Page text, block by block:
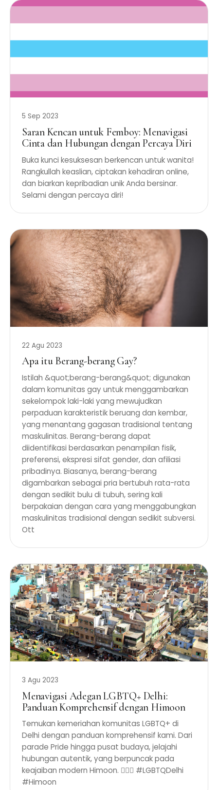
5 Sep 2023
Saran Kencan untuk Femboy: Menavigasi
Cinta dan Hubungan dengan Percaya Diri
Buka kunci kesuksesan berkencan untuk wanita!
Rangkullah keaslian, ciptakan kehadiran online,
dan biarkan kepribadian unik Anda bersinar.
Selami dengan percaya diri!
22 Agu 2023
Apa itu Berang-berang Gay?
Istilah &quot;berang-berang&quot; digunakan
dalam komunitas gay untuk menggambarkan
sekelompok laki-laki yang mewujudkan
perpaduan karakteristik beruang dan kembar,
yang menantang gagasan tradisional tentang
maskulinitas. Berang-berang dapat
diidentifikasi berdasarkan penampilan fisik,
preferensi, ekspresi sifat gender, dan afiliasi
pribadinya. Biasanya, berang-berang
digambarkan sebagai pria bertubuh rata-rata
dengan sedikit bulu di tubuh, sering kali
berpakaian dengan cara yang menggabungkan
maskulinitas tradisional dengan sedikit subversi.
Ott
3 Agu 2023
Menavigasi Adegan LGBTQ+ Delhi:
Panduan Komprehensif dengan Himoon
Temukan kemeriahan komunitas LGBTQ+ di
Delhi dengan panduan komprehensif kami. Dari
parade Pride hingga pusat budaya, jelajahi
hubungan autentik, yang berpuncak pada
keajaiban modern Himoon. 🏳️‍🌈✨ #LGBTQDelhi
#Himoon